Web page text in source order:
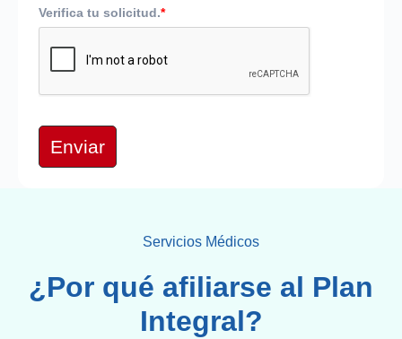
Verifica tu solicitud.*
Enviar
Servicios Médicos
¿Por qué afiliarse al Plan
Integral?